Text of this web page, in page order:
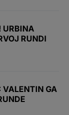
URBINA
RUNDI
VALENTIN GA